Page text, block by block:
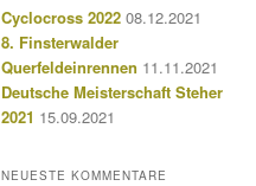
Cyclocross 2022 08.12.2021
8. Finsterwalder
Querfeldeinrennen 11.11.2021
Deutsche Meisterschaft Steher
2021 15.09.2021
NEUESTE KOMMENTARE